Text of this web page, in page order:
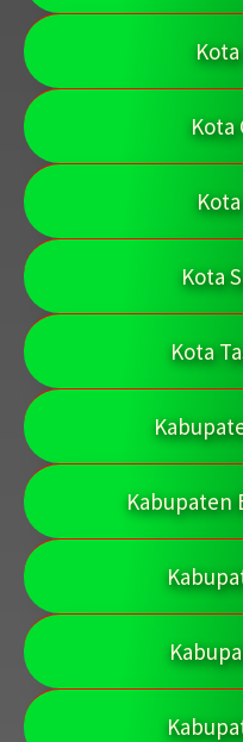
Kota
Kota
Kota
Kabupaten